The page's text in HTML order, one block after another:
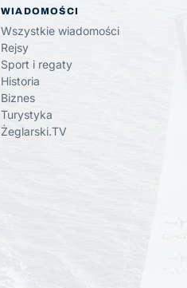
WIADOMOŚCI
Wszystkie wiadomości
Rejsy
Sport i regaty
Historia
Biznes
Turystyka
Żeglarski.TV